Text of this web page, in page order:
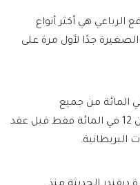
الرباعي هي أكثر أنواع
جدًا لأول مرة على
سيارات الدفع الرباعي 33 في المائة من جميع
التسجيلات في عام 2024، ارتفاعا من 12 في المائة فقط قبل عقد
البريطانية.